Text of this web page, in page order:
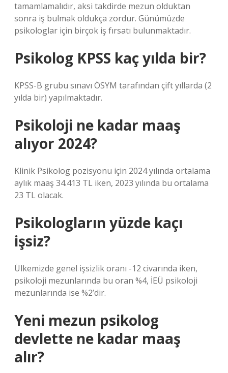
tamamlamalıdır, aksi takdirde mezun olduktan
sonra iş bulmak oldukça zordur. Günümüzde
psikologlar için birçok iş fırsatı bulunmaktadır.
Psikolog KPSS kaç yılda bir?
KPSS-B grubu sınavı ÖSYM tarafından çift yıllarda (2
yılda bir) yapılmaktadır.
Psikoloji ne kadar maaş
alıyor 2024?
Klinik Psikolog pozisyonu için 2024 yılında ortalama
aylık maaş 34.413 TL iken, 2023 yılında bu ortalama
23 TL olacak.
Psikologların yüzde kaçı
işsiz?
Ülkemizde genel işsizlik oranı -12 civarında iken,
psikoloji mezunlarında bu oran %4, İEÜ psikoloji
mezunlarında ise %2’dir.
Yeni mezun psikolog
devlette ne kadar maaş
alır?